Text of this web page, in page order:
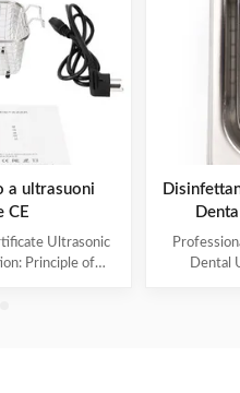
a ultrasuoni
CE
Ultrasonic
Principle of
into high
Dental